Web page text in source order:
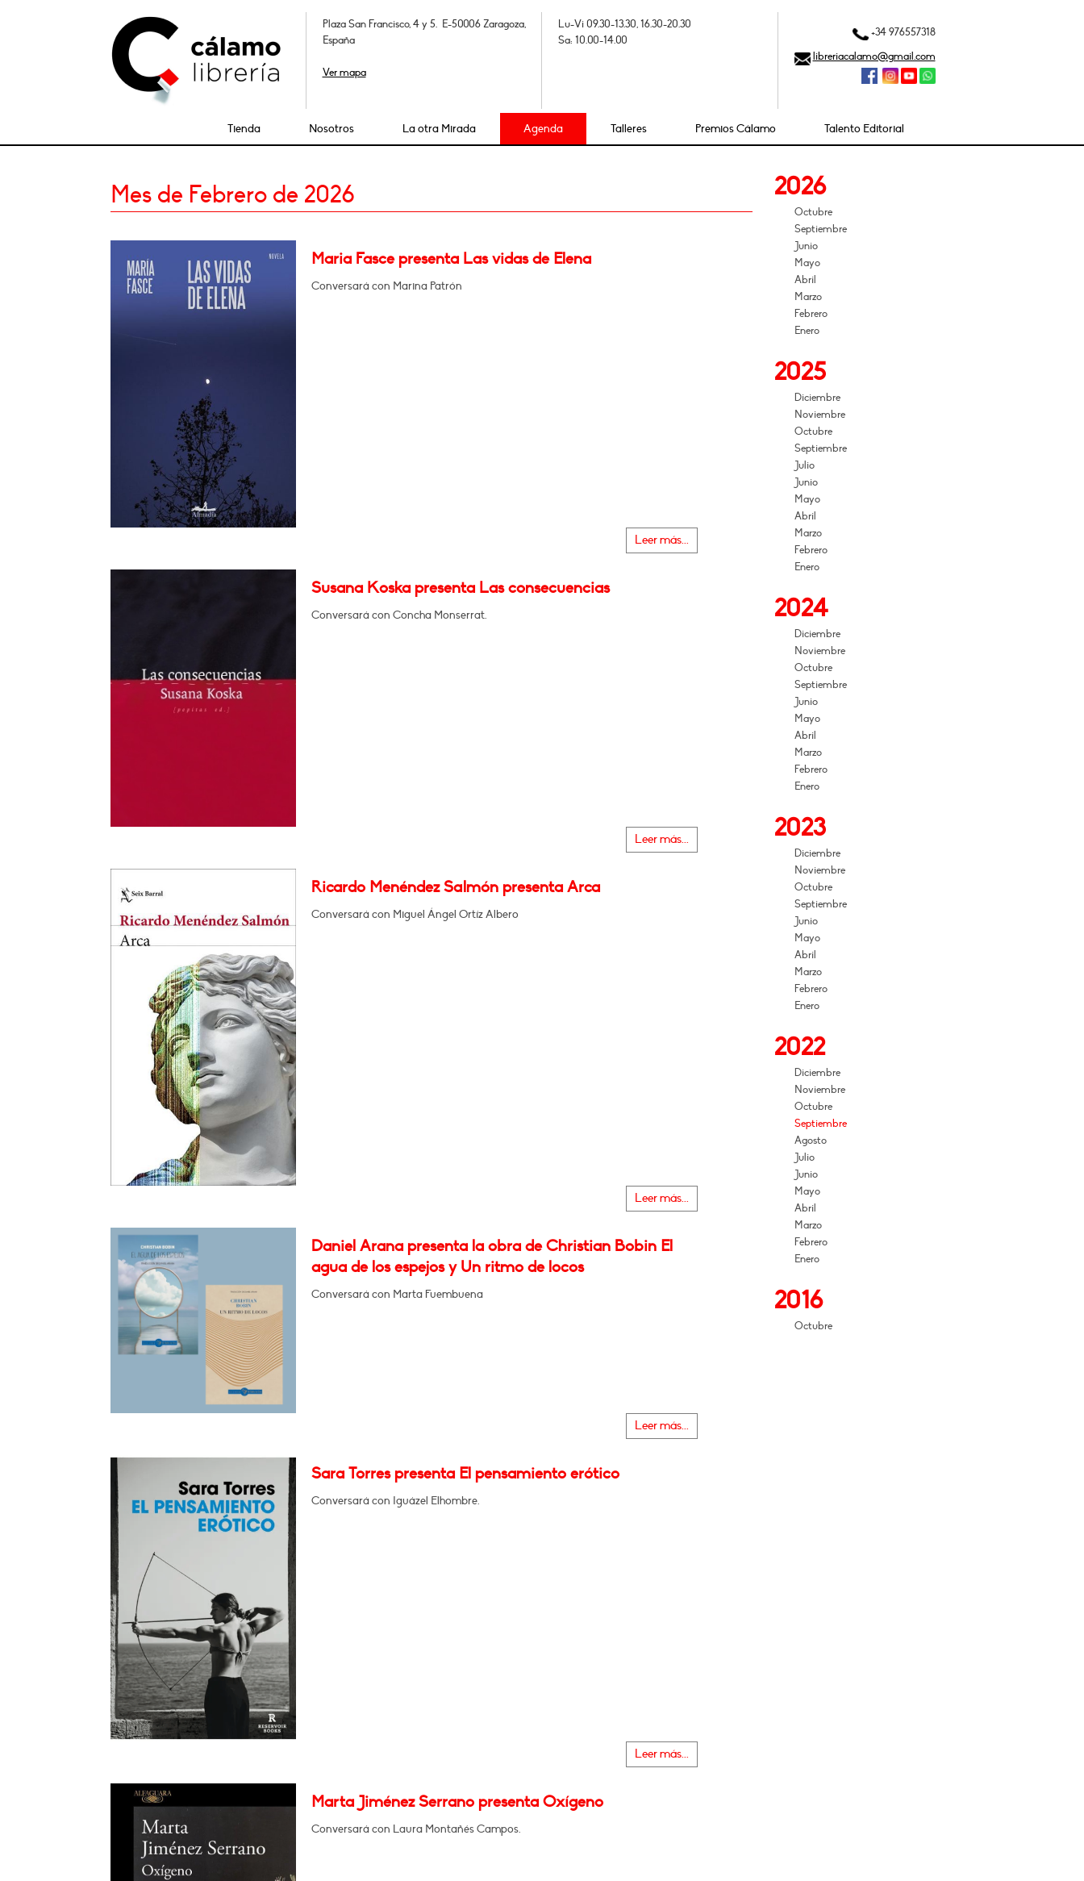
Plaza San Francisco, 4 y 5. E-50006 Zaragoza,
España
Ver mapa
Lu-Vi 09.30-13.30, 16.30-20.30
Sa: 10.00-14.00
+34 976557318
libreriacalamo@gmail.com
Tienda Nosotros La otra Mirada Agenda Talleres Premios Cálamo Talento Editorial
Mes de Febrero de 2026
Maria Fasce presenta Las vidas de Elena
Conversará con Marina Patrón
Leer más...
Susana Koska presenta Las consecuencias
Conversará con Concha Monserrat.
Leer más...
Ricardo Menéndez Salmón presenta Arca
Conversará con Miguel Ángel Ortíz Albero
Leer más...
Daniel Arana presenta la obra de Christian Bobin El
agua de los espejos y Un ritmo de locos
Conversará con Marta Fuembuena
Leer más...
Sara Torres presenta El pensamiento erótico
Conversará con Iguázel Elhombre.
Leer más...
Marta Jiménez Serrano presenta Oxígeno
Conversará con Laura Montañés Campos.
2026
Octubre
Septiembre
Junio
Mayo
Abril
Marzo
Febrero
Enero
2025
Diciembre
Noviembre
Octubre
Septiembre
Julio
Junio
Mayo
Abril
Marzo
Febrero
Enero
2024
Diciembre
Noviembre
Octubre
Septiembre
Junio
Mayo
Abril
Marzo
Febrero
Enero
2023
Diciembre
Noviembre
Octubre
Septiembre
Junio
Mayo
Abril
Marzo
Febrero
Enero
2022
Diciembre
Noviembre
Octubre
Septiembre
Agosto
Julio
Junio
Mayo
Abril
Marzo
Febrero
Enero
2016
Octubre